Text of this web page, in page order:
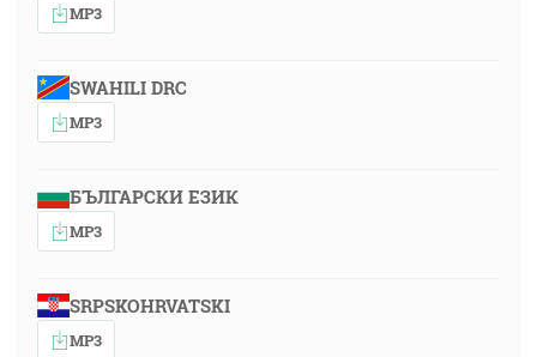
MP3
SWAHILI DRC
MP3
БЪЛГАРСКИ ЕЗИК
MP3
SRPSKOHRVATSKI
MP3